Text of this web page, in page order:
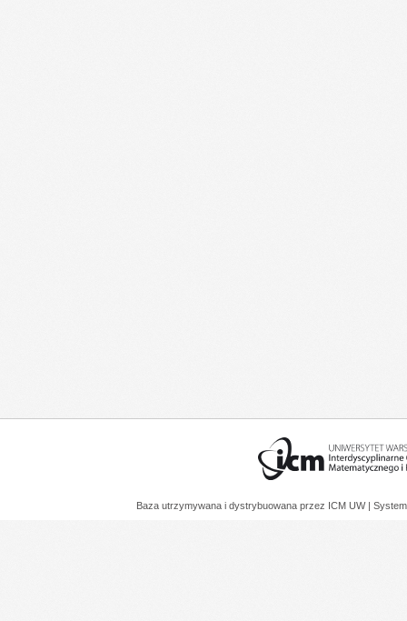
Baza utrzymywana i dystrybuowana przez ICM UW |